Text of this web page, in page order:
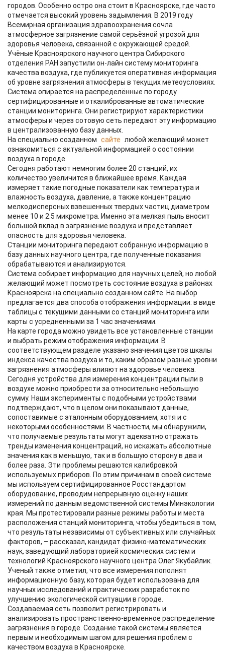
городов. Особенно остро она стоит в Красноярске, где часто
отмечается высокий уровень задымления. В 2019 году
Всемирная организация здравоохранения сочла
атмосферное загрязнение самой серьёзной угрозой для
здоровья человека, связанной с окружающей средой.
Учёные Красноярского научного центра Сибирского
отделения РАН запустили он-лайн систему мониторинга
качества воздуха, где публикуется оперативная информация
об уровне загрязнения атмосферы в текущих метеоусловиях.
Система опирается на распределённые по городу
сертифицированные и откалиброванные автоматические
станции мониторинга. Они регистрируют характеристики
атмосферы и через сотовую сеть передают эту информацию
в централизованную базу данных.
На специально созданном сайте любой желающий может
ознакомиться с актуальной информацией о состоянии
воздуха в городе.
Сегодня работают немногим более 20 станций, их
количество увеличится в ближайшее время. Каждая
измеряет такие погодные показатели как температура и
влажность воздуха, давление, а также концентрацию
мелкодисперсных взвешенных твердых частиц диаметром
менее 10 и 2.5 микрометра. Именно эта мелкая пыль вносит
большой вклад в загрязнение воздуха и представляет
опасность для здоровья человека.
Станции мониторинга передают собранную информацию в
базу данных научного центра, где полученные показания
обрабатываются и анализируются.
Система собирает информацию для научных целей, но любой
желающий может посмотреть состояние воздуха в районах
Красноярска на специально созданном сайте. На выбор
предлагается два способа отображения информации: в виде
таблицы с текущими данными со станций мониторинга или
карты с усредненными за 1 час значениями.
На карте города можно увидеть все установленные станции
и выбрать режим отображения информации. В
соответствующем разделе указано значения цветов шкалы
индекса качества воздуха и то, каким образом разные уровни
загрязнения атмосферы влияют на здоровье человека.
Сегодня устройства для измерения концентрации пыли в
воздухе можно приобрести за относительно небольшую
сумму. Наши эксперименты с подобными устройствами
подтверждают, что в целом они показывают данные,
сопоставимые с эталонным оборудованием, хотя и с
некоторыми особенностями. В частности, мы обнаружили,
что получаемые результаты могут адекватно отражать
тренды изменения концентраций, но искажать абсолютные
значения как в меньшую, так и в большую сторону в два и
более раза. Эти проблемы решаются калибровкой
используемых приборов. По этим причинам в своей системе
мы используем сертифицированное Росстандартом
оборудование, проводим непрерывную оценку наших
измерений по данным ведомственной системы Минэкологии
края. Мы протестировали разные режимы работы и места
расположения станций мониторинга, чтобы убедиться в том,
что результаты независимы от субъективных или случайных
факторов, – рассказал, кандидат физико-математических
наук, заведующий лабораторией космических систем и
технологий Красноярского научного центра Олег Якубайлик.
Ученый также отметил, что все измерения пополнят
информационную базу, которая будет использована для
научных исследований и практических разработок по
улучшению экологической ситуации в городе.
Создаваемая сеть позволит регистрировать и
анализировать пространственно-временное распределение
загрязнения в городе. Создание такой системы является
первым и необходимым шагом для решения проблем с
качеством воздуха в Красноярске.